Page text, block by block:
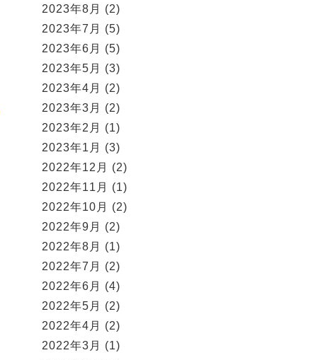
2023年8月
(2)
2023年7月
(5)
2023年6月
(5)
2023年5月
(3)
2023年4月
(2)
2023年3月
(2)
2023年2月
(1)
2023年1月
(3)
2022年12月
(2)
2022年11月
(1)
2022年10月
(2)
2022年9月
(2)
2022年8月
(1)
2022年7月
(2)
2022年6月
(4)
2022年5月
(2)
2022年4月
(2)
2022年3月
(1)